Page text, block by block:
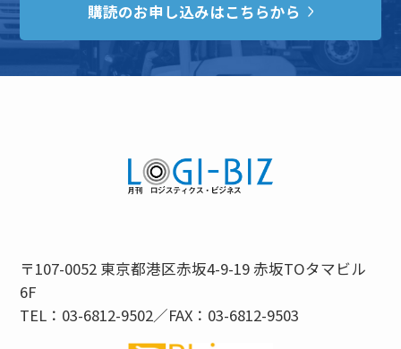
購読のお申し込みはこちらから
〒107-0052 東京都港区赤坂4-9-19 赤坂TOタマビル
6F
TEL：03-6812-9502／FAX：03-6812-9503